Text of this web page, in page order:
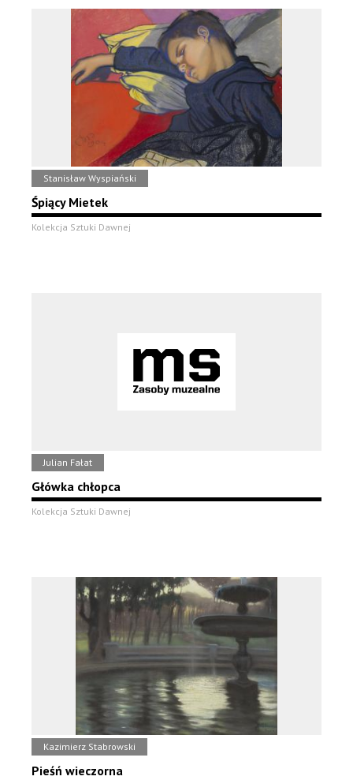
Stanisław Wyspiański
Śpiący Mietek
Kolekcja Sztuki Dawnej
Julian Fałat
Główka chłopca
Kolekcja Sztuki Dawnej
Kazimierz Stabrowski
Pieśń wieczorna